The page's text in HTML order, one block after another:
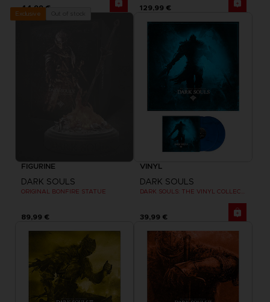
44,99 € 129,99 €
Exclusive
FIGURINE
DARK SOULS
ORIGINAL BONFIRE STATUE
89,99 €
VINYL
DARK SOULS
39,99 €